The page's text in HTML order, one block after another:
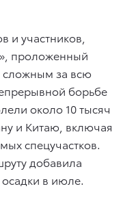
и участников,
проложенный
сложным за всю
борьбе
около 10 тысяч
и Китаю, включая
спецучастков.
добавила
в июле.